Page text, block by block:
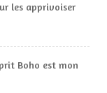
les apprivoiser
Boho est mon